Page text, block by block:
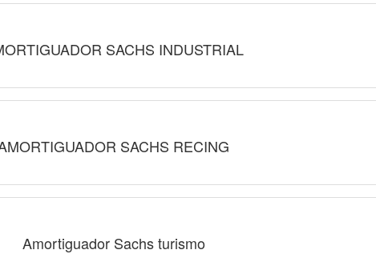
SACHS INDUSTRIAL
SACHS RECING
Amortiguador Sachs turismo